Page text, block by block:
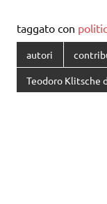
taggato con
autori
Teodoro Klitsche